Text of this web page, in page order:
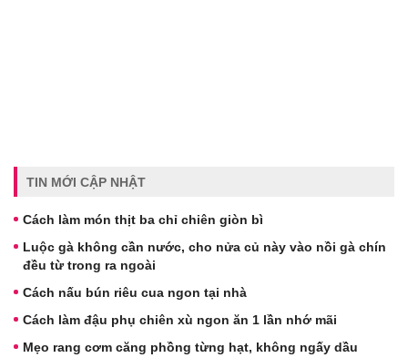
TIN MỚI CẬP NHẬT
Cách làm món thịt ba chỉ chiên giòn bì
Luộc gà không cần nước, cho nửa củ này vào nồi gà chín
đều từ trong ra ngoài
Cách nấu bún riêu cua ngon tại nhà
Cách làm đậu phụ chiên xù ngon ăn 1 lần nhớ mãi
Mẹo rang cơm căng phồng từng hạt, không ngấy dầu